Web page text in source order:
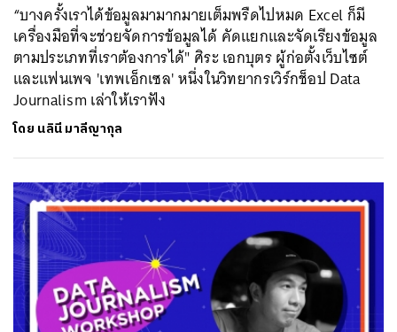
“บางครั้งเราได้ข้อมูลมามากมายเต็มพรืดไปหมด Excel ก็มี
เครื่องมือที่จะช่วยจัดการข้อมูลได้ คัดแยกและจัดเรียงข้อมูล
ตามประเภทที่เราต้องการได้" ศิระ เอกบุตร ผู้ก่อตั้งเว็บไซต์
และแฟนเพจ 'เทพเอ็กเซล' หนึ่งในวิทยากรเวิร์กช็อป Data
Journalism เล่าให้เราฟัง
โดย นลินี มาลีญากุล